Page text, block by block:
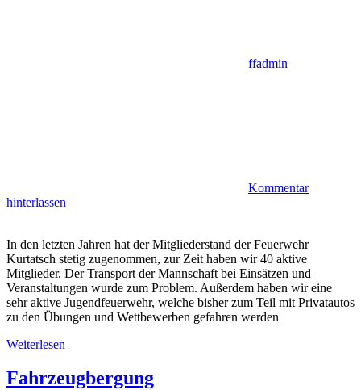
ffadmin
Kommentar
hinterlassen
In den letzten Jahren hat der Mitgliederstand der Feuerwehr
Kurtatsch stetig zugenommen, zur Zeit haben wir 40 aktive
Mitglieder. Der Transport der Mannschaft bei Einsätzen und
Veranstaltungen wurde zum Problem. Außerdem haben wir eine
sehr aktive Jugendfeuerwehr, welche bisher zum Teil mit Privatautos
zu den Übungen und Wettbewerben gefahren werden
Weiterlesen
Fahrzeugbergung